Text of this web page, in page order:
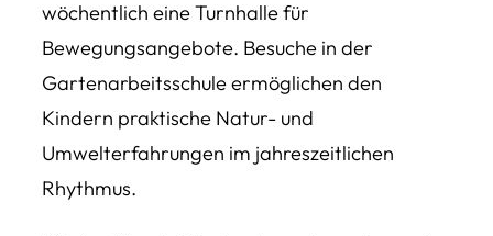
wöchentlich eine Turnhalle für
Bewegungsangebote. Besuche in der
Gartenarbeitsschule ermöglichen den
Kindern praktische Natur- und
Umwelterfahrungen im jahreszeitlichen
Rhythmus.